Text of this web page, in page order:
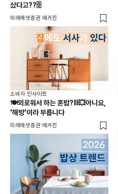
샀다고??🗄️
미래에셋증권 매거진
소비자 인사이트
🍽️외로워서 하는 혼밥?⛓️‍💥아니요,
'해방'이라 부릅니다
미래에셋증권 매거진